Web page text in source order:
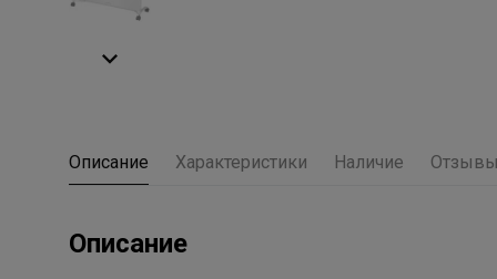
Описание Характеристики Наличие Отзывы
Описание